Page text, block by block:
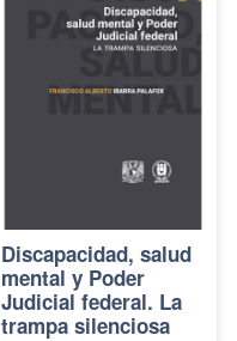
Discapacidad, salud
mental y Poder
Judicial federal. La
trampa silenciosa